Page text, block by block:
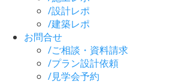
/設計レポ
/建築レポ
お問合せ
/ご相談・資料請求
/プラン設計依頼
/見学会予約